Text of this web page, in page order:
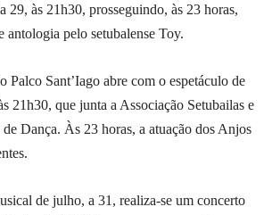
29, às 21h30, prosseguindo, às 23 horas,
antologia pelo setubalense Toy.
Palco Sant’Iago abre com o espetáculo de
21h30, que junta a Associação Setubailas e
Dança. Às 23 horas, a atuação dos Anjos
de julho, a 31, realiza-se um concerto